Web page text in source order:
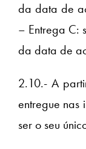
da data de
– Entrega C:
da data de
2.10.- A
entregue nas
ser o seu